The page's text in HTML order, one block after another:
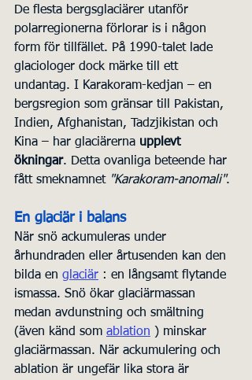
De flesta bergsglaciärer utanför
polarregionerna förlorar is i någon
form för tillfället. På 1990-talet lade
glaciologer dock märke till ett
undantag. I Karakoram-kedjan – en
bergsregion som gränsar till Pakistan,
Indien, Afghanistan, Tadzjikistan och
Kina – har glaciärerna upplevt
ökningar. Detta ovanliga beteende har
fått smeknamnet "Karakoram-anomali".
En glaciär i balans
När snö ackumuleras under
århundraden eller årtusenden kan den
bilda en glaciär : en långsamt flytande
ismassa. Snö ökar glaciärmassan
medan avdunstning och smältning
(även känd som ablation ) minskar
glaciärmassan. När ackumulering och
ablation är ungefär lika stora är